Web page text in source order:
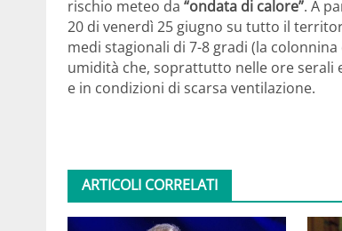
rischio meteo da “ondata di calore”. A
20 di venerdì 25 giugno su tutto il
medi stagionali di 7-8 gradi (la
umidità che, soprattutto nelle ore serali
e in condizioni di scarsa ventilazione.
ARTICOLI CORRELATI